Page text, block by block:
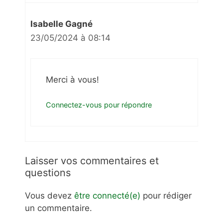
Isabelle Gagné
23/05/2024 à 08:14
Merci à vous!
Connectez-vous pour répondre
Laisser vos commentaires et
questions
Vous devez être connecté(e) pour rédiger
un commentaire.